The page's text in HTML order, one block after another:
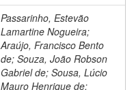
Passarinho, Estevão
Lamartine Nogueira;
Araújo, Francisco Bento
de; Souza, João Robson
Gabriel de; Sousa, Lúcio
Mauro Henrique de;